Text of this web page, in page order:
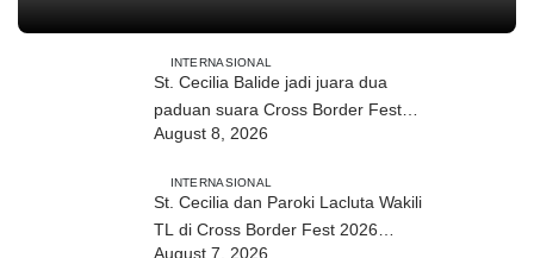
INTERNASIONAL
St. Cecilia Balide jadi juara dua
paduan suara Cross Border Fest
August 8, 2026
INTERNASIONAL
St. Cecilia dan Paroki Lacluta Wakili
TL di Cross Border Fest 2026
August 7, 2026